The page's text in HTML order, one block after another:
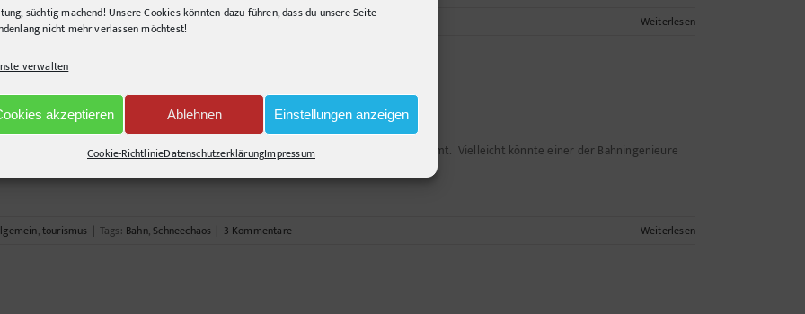
süchtig machend! Unsere Cookies könnten dazu führen, dass du unsere Seite
nicht mehr verlassen möchtest!
verwalten
akzeptieren Ablehnen Einstellungen anzeigen
Cookie-RichtlinieDatenschutzerklärungImpressum
leaks | Tags:Bahn,Berlin,S-Bahn | 2 Kommentare Weiterlesen
erstaunlich dabei mit welchen Schneemassen eine Modelleisenbahn zurecht kommt. Vielleicht könnte einer der Bahningenieure
,tourismus | Tags: Bahn,Schneechaos | 3 Kommentare Weiterlesen